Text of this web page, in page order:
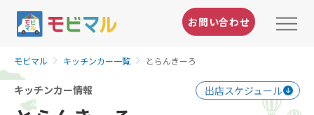
お問い合わせ
モビマル キッチンカー一覧 とらんきーろ
キッチンカー情報 出店スケジュール